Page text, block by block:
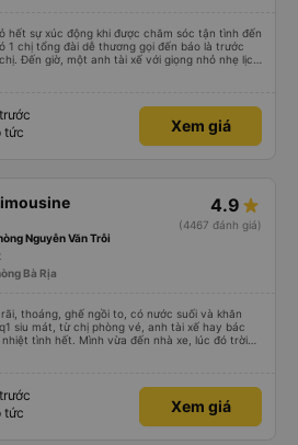
hết sự xúc động khi được chăm sóc tận tình đến
1 chị tổng đài dễ thương gọi đến báo là trước
Đến giờ, một anh tài xế với giọng nhỏ nhẹ lịch
Tuy đường hơi đông nhưng anh tài xế vẫn
đón khách, không như các xe khác mình từng
định sẽ đi lại lần sau
tức
Xem giá
4.9
(4467 đánh giá)
Nguyễn Văn Trỗi
Bà Rịa
thoáng, ghế ngồi to, có nước suối và khăn
siu mát, từ chị phòng vé, anh tài xế hay bác
tình hết. Mình vừa đến nhà xe, lúc đó trời
dù che cho mình vào nhà xe ngồi chờ. Bác
để trung chuyển gì luôn. Sau khi đặt vé, nhà xe
xuất phát thì bên nhà xe cũng gọi nhắc nhở
hộ hãng mỗi lần mình có dịp đi Vùng Tàu ❤️❤️❤️
tức
Xem giá